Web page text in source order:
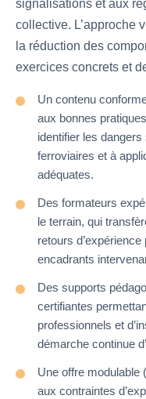
signalisations et aux
collective. L’approche
la réduction des
exercices concrets et
Un contenu
aux bonnes
identifier les
ferroviaires et à
adéquates.
Des formateurs
le terrain, qui
retours
encadrants
Des supports
certifiantes
professionnels et
démarche continue
Une offre modulable
aux contraintes